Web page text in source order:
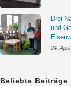
Drei
und
24.
Beliebte Beiträge